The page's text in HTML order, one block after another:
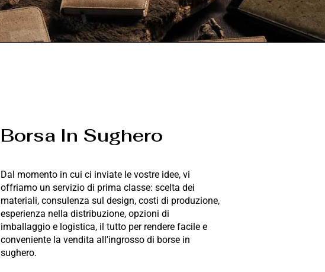
Borsa In Sughero
Dal momento in cui ci inviate le vostre idee, vi
offriamo un servizio di prima classe: scelta dei
materiali, consulenza sul design, costi di produzione,
esperienza nella distribuzione, opzioni di
imballaggio e logistica, il tutto per rendere facile e
conveniente la vendita all'ingrosso di borse in
sughero.